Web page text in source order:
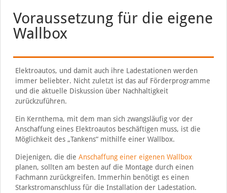
Voraussetzung für die eigene
Wallbox
Elektroautos, und damit auch ihre Ladestationen werden
immer beliebter. Nicht zuletzt ist das auf Förderprogramme
und die aktuelle Diskussion über Nachhaltigkeit
zurückzuführen.
Ein Kernthema, mit dem man sich zwangsläufig vor der
Anschaffung eines Elektroautos beschäftigen muss, ist die
Möglichkeit des „Tankens“ mithilfe einer Wallbox.
Diejenigen, die die Anschaffung einer eigenen Wallbox
planen, sollten am besten auf die Montage durch einen
Fachmann zurückgreifen. Immerhin benötigt es einen
Starkstromanschluss für die Installation der Ladestation.